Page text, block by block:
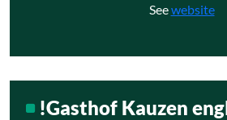
Seewebsite
!Gasthof Kauzen